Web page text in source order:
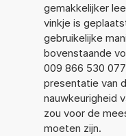
gemakkelijker
vinkje is
gebruikelijke
bovenstaande
009 866 530
presentatie van
nauwkeurigheid
zou voor de
moeten zijn.